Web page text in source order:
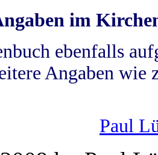
im
ebenfalls
Angaben wie
Paul